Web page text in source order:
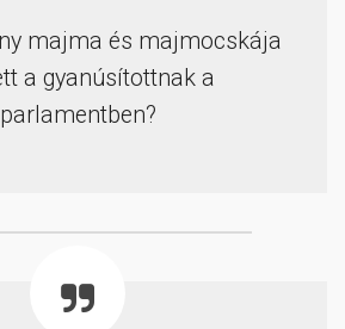
majma és majmocskája
a gyanúsítottnak a
parlamentben?